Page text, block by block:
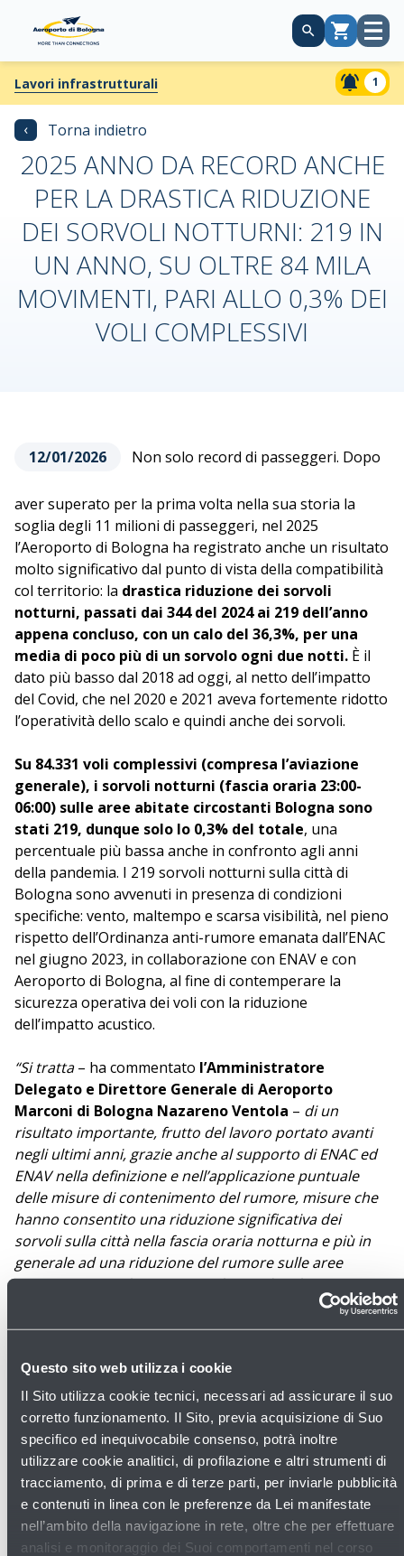
Questo sito web utilizza i cookie
Il Sito utilizza cookie tecnici, necessari ad assicurare il suo
corretto funzionamento. Il Sito, previa acquisizione di Suo
specifico ed inequivocabile consenso, potrà inoltre
utilizzare cookie analitici, di profilazione e altri strumenti di
tracciamento, di prima e di terze parti, per inviarle pubblicità
e contenuti in linea con le preferenze da Lei manifestate
nell’ambito della navigazione in rete, oltre che per effettuare
analisi e monitoraggio dei Suoi comportamenti nel corso
CarrelloApri
Lavori infrastrutturali 1
‹ Torna indietro
2025 ANNO DA RECORD ANCHE
PER LA DRASTICA RIDUZIONE
DEI SORVOLI NOTTURNI: 219 IN
UN ANNO, SU OLTRE 84 MILA
MOVIMENTI, PARI ALLO 0,3% DEI
VOLI COMPLESSIVI
12/01/2026 Non solo record di passeggeri. Dopo
aver superato per la prima volta nella sua storia la
soglia degli 11 milioni di passeggeri, nel 2025
l’Aeroporto di Bologna ha registrato anche un risultato
molto significativo dal punto di vista della compatibilità
col territorio: la drastica riduzione dei sorvoli
notturni, passati dai 344 del 2024 ai 219 dell’anno
appena concluso, con un calo del 36,3%, per una
media di poco più di un sorvolo ogni due notti. È il
dato più basso dal 2018 ad oggi, al netto dell’impatto
del Covid, che nel 2020 e 2021 aveva fortemente ridotto
l’operatività dello scalo e quindi anche dei sorvoli.
Su 84.331 voli complessivi (compresa l’aviazione
generale), i sorvoli notturni (fascia oraria 23:00-
06:00) sulle aree abitate circostanti Bologna sono
stati 219, dunque solo lo 0,3% del totale, una
percentuale più bassa anche in confronto agli anni
della pandemia. I 219 sorvoli notturni sulla città di
Bologna sono avvenuti in presenza di condizioni
specifiche: vento, maltempo e scarsa visibilità, nel pieno
rispetto dell’Ordinanza anti-rumore emanata dall’ENAC
nel giugno 2023, in collaborazione con ENAV e con
Aeroporto di Bologna, al fine di contemperare la
sicurezza operativa dei voli con la riduzione
dell’impatto acustico.
“Si tratta– ha commentato l’Amministratore
Delegato e Direttore Generale di Aeroporto
Marconi di Bologna Nazareno Ventola – di un
risultato importante, frutto del lavoro portato avanti
negli ultimi anni, grazie anche al supporto di ENAC ed
ENAV nella definizione e nell’applicazione puntuale
delle misure di contenimento del rumore, misure che
hanno consentito una riduzione significativa dei
sorvoli sulla città nella fascia oraria notturna e più in
generale ad una riduzione del rumore sulle aree
maggiormente abitate, in una logica di sviluppo
31/07/2026 Comunicati stampa
NUOVO PROGETTO SPERIMENTALE
RIVOLTO ALLE SITUAZIONI DI
VULNERABILITÀ IN AEROPORTO